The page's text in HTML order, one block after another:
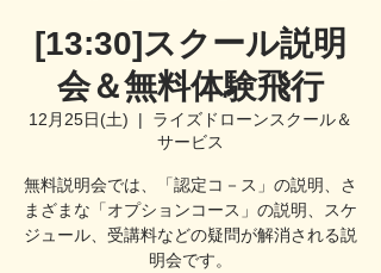
[13:30]スクール説明
会＆無料体験飛行
12月25日(土)
  |
ライズドローンスクール＆
サービス
無料説明会では、「認定コ－ス」の説明、さ
まざまな「オプションコース」の説明、スケ
ジュール、受講料などの疑問が解消される説
明会です。